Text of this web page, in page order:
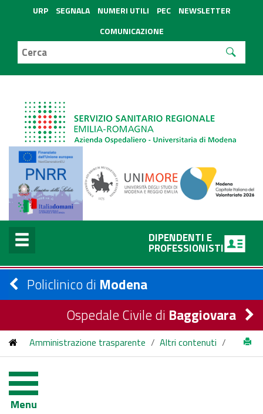
URP SEGNALA NUMERI UTILI PEC
NEWSLETTER
COMUNICAZIONE
DIPENDENTI E
PROFESSIONISTI
Policlinico di Modena
Ospedale Civile di Baggiovara
Amministrazione trasparente / Altri contenuti /
Menu